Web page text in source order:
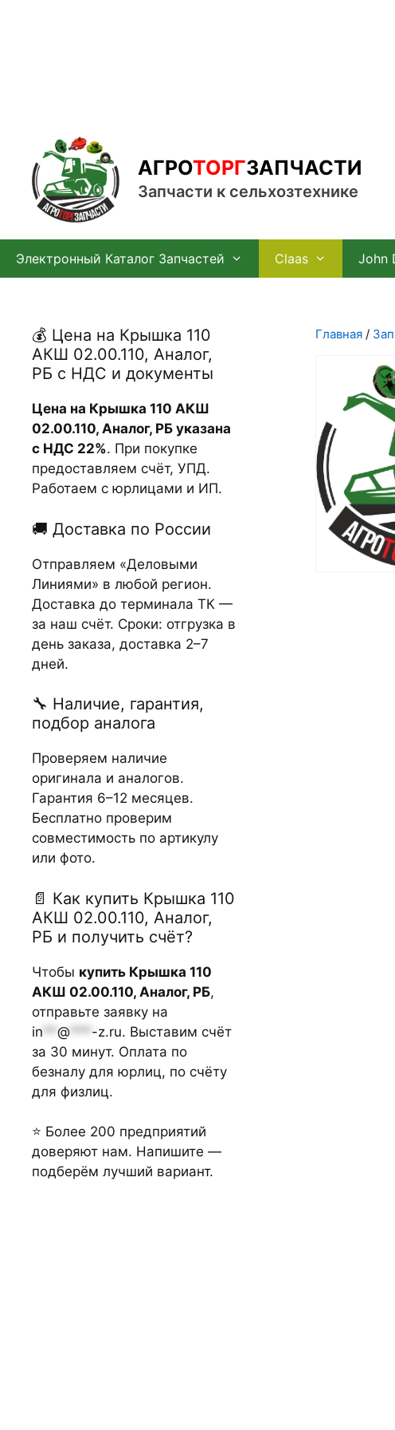
АГРОТОРГЗАПЧАСТИ
Запчасти к сельхозтехнике
Электронный Каталог Запчастей Claas John
Главная /
💰 Цена на Крышка 110
АКШ 02.00.110, Аналог,
РБ с НДС и документы
Цена на Крышка 110 АКШ
02.00.110, Аналог, РБ указана
с НДС 22%. При покупке
предоставляем счёт, УПД.
Работаем с юрлицами и ИП.
🚚 Доставка по России
Отправляем «Деловыми
Линиями» в любой регион.
Доставка до терминала ТК —
за наш счёт. Сроки: отгрузка в
день заказа, доставка 2–7
дней.
🔧 Наличие, гарантия,
подбор аналога
Проверяем наличие
оригинала и аналогов.
Гарантия 6–12 месяцев.
Бесплатно проверим
совместимость по артикулу
или фото.
📄 Как купить Крышка 110
АКШ 02.00.110, Аналог,
РБ и получить счёт?
Чтобы купить Крышка 110
АКШ 02.00.110, Аналог, РБ,
отправьте заявку на
in ** @ *** -z.ru. Выставим счёт
за 30 минут. Оплата по
безналу для юрлиц, по счёту
для физлиц.
⭐ Более 200 предприятий
доверяют нам. Напишите —
подберём лучший вариант.